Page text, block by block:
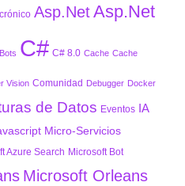
Asp.Net Asp.Net
Bots C# C# 8.0 Cache Cache
Vision Comunidad Debugger Docker
de Datos Eventos IA
Micro-Servicios
Azure Search Microsoft Bot
Microsoft Orleans